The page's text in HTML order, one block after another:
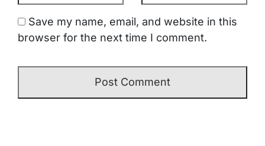
Save my name, email, and website in this
browser for the next time I comment.